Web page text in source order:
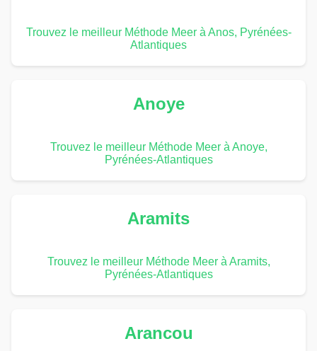
Trouvez le meilleur Méthode Meer à Anos, Pyrénées-
Atlantiques
Anoye
Trouvez le meilleur Méthode Meer à Anoye,
Pyrénées-Atlantiques
Aramits
Trouvez le meilleur Méthode Meer à Aramits,
Pyrénées-Atlantiques
Arancou